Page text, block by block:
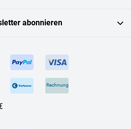
Rechnung
abonnieren